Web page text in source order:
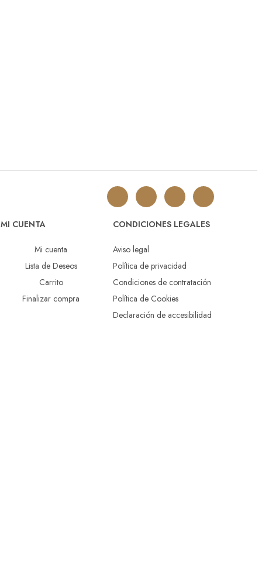
MI CUENTA
Mi cuenta
Lista de Deseos
Carrito
Finalizar compra
CONDICIONES LEGALES
Aviso legal
Política de privacidad
Condiciones de contratación
Política de Cookies
Declaración de accesibilidad